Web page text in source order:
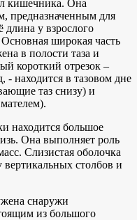
кишечника. Она
предназначенным для
у взрослого
Основная широкая часть
в полости таза и
короткий отрезок –
- находится в тазовом дне
таз снизу) и
находится большое
Она выполняет роль
Слизистая оболочка
столбов и
снаружи
из большого